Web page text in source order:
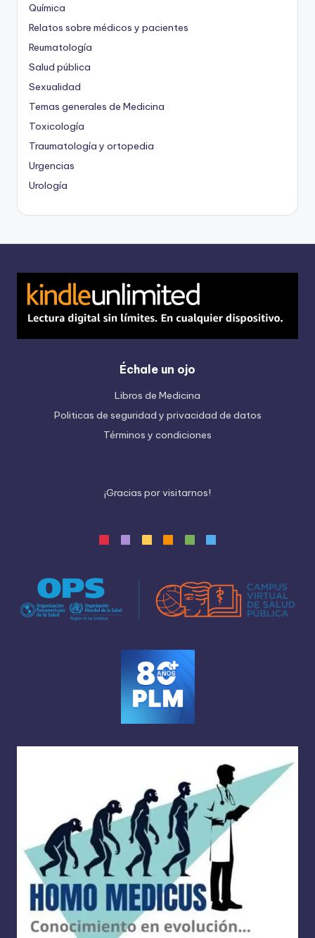
Química
Relatos sobre médicos y pacientes
Reumatología
Salud pública
Sexualidad
Temas generales de Medicina
Toxicología
Traumatología y ortopedia
Urgencias
Urología
Échale un ojo
Libros de Medicina
Politicas de seguridad y privacidad de datos
Términos y condiciones
¡Gracias porvisitarnos!